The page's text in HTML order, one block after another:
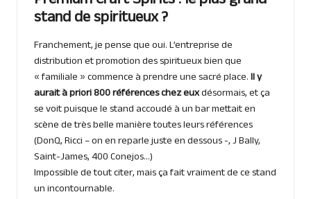
stand de spiritueux ?
Franchement, je pense que oui. L’entreprise de
distribution et promotion des spiritueux bien que
« familiale » commence à prendre une sacré place.Il y
aurait à priori 800 références chez euxdésormais, et ça
se voit puisque le stand accoudé à un bar mettait en
scène de très belle manière toutes leurs références
(DonQ, Ricci – on en reparle juste en dessous -, J Bally,
Saint-James, 400 Conejos…)
Impossible de tout citer, mais ça fait vraiment de ce stand
un incontournable.